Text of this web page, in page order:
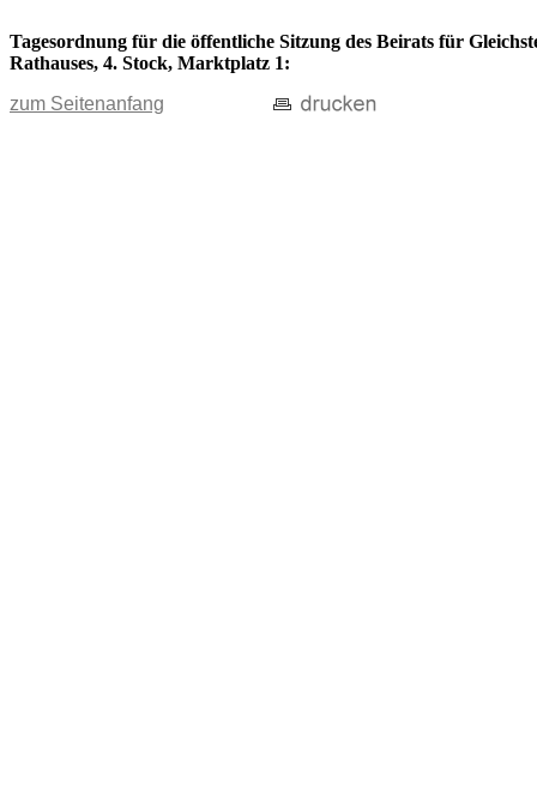
Tagesordnung für die öffentliche Sitzung des Beirats für
Rathauses, 4. Stock, Marktplatz 1:
zum Seitenanfang